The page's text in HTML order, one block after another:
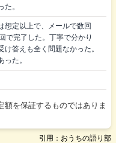
。
想定以上で、メールで数回
で完了した。丁寧で分かり
け答えも全く問題なかった。
った。
を保証するものではありま
引用：おうちの語り部